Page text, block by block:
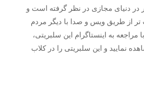
در دنیای مجازی در نظر گرفته است و
تر از طریق ویس و صدا با دیگر مردم
به اینستاگرام این سلبریتی،
نمایید و این سلبریتی را در کلاب